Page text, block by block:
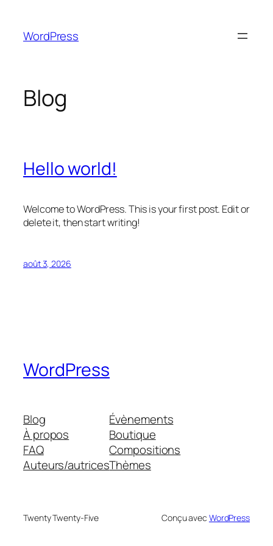
contenu
WordPress
Blog
Hello world!
Welcome to WordPress. This is your first post. Edit or
delete it, then start writing!
août 3, 2026
WordPress
Blog
À propos
FAQ
Auteurs/autrices
Évènements
Boutique
Compositions
Thèmes
Twenty Twenty-Five Conçu avec WordPress